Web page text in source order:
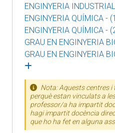
ENGINYERIA
ENGINYERIA QUÍMICA -
ENGINYERIA QUÍMICA -
GRAU EN ENGINYERIA
GRAU EN ENGINYERIA
Nota: Aquests centres
perquè estan vinculats a
professor/a ha impartit
hagi impartit docència
que ho ha fet en alguna